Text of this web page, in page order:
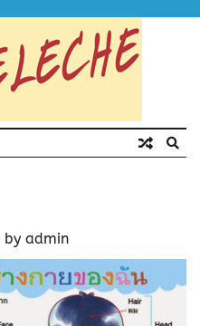
by admin